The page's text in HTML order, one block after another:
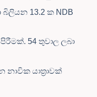
13.2 ක NDB
54 තුවාල ලබා
නාවික යාත්‍රාවක්